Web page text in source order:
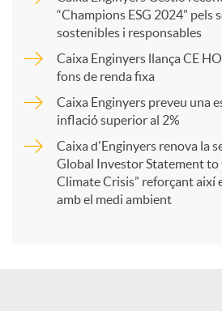
r
“Champions ESG 2024” pels
sostenibles i responsables
Caixa Enginyers llança CE
fons de renda fixa
Caixa Enginyers preveu una
inflació superior al 2%
Caixa d'Enginyers renova la
Global Investor Statement
Climate Crisis” reforçant així
amb el medi ambient